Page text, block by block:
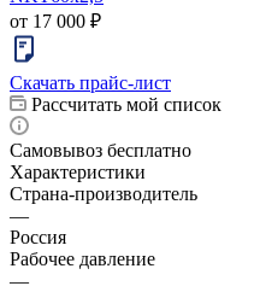
от 17 000 ₽
Скачать прайс-лист
Рассчитать мой список
Самовывоз бесплатно
Характеристики
Страна-производитель
—
Россия
Рабочее давление
—